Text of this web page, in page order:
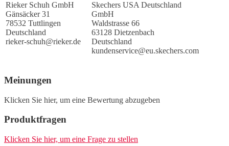
Rieker Schuh GmbH
Gänsäcker 31
78532 Tuttlingen
Deutschland
rieker-schuh@rieker.de
Skechers USA Deutschland
GmbH
Waldstrasse 66
63128 Dietzenbach
Deutschland
kundenservice@eu.skechers.com
Meinungen
Klicken Sie hier, um eine Bewertung abzugeben
Produktfragen
Klicken Sie hier, um eine Frage zu stellen